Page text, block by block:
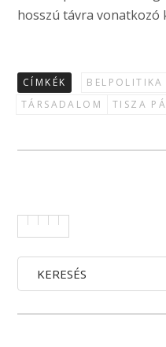
hosszú távra
CÍMKÉK BELPOLITIKA
TÁRSADALOM
TISZA